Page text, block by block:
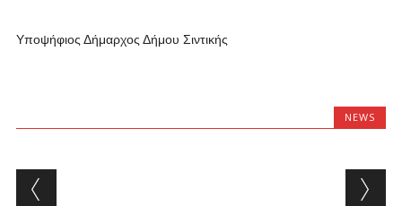
Υποψήφιος Δήμαρχος Δήμου Σιντικής
NEWS
Post navigation